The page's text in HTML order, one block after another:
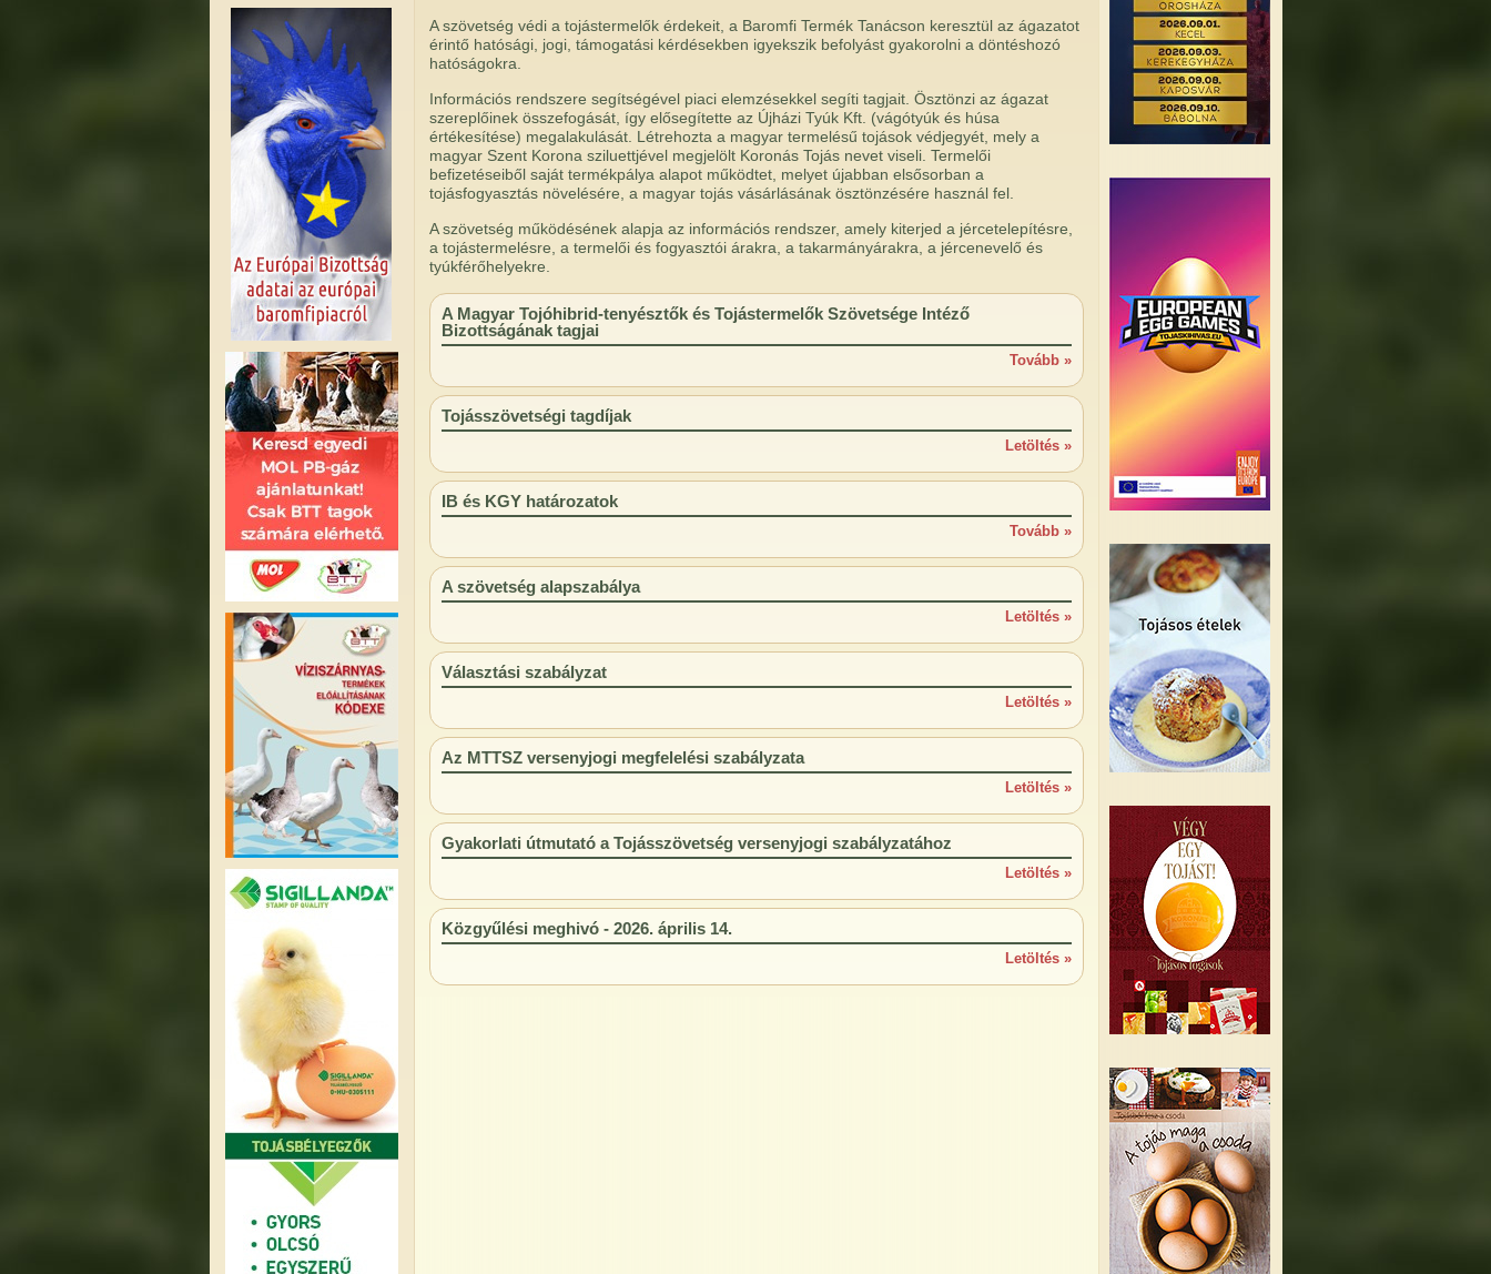
A szövetség védi a tojástermelők érdekeit, a Baromfi Termék Tanácson keresztül az ágazatot
érintő hatósági, jogi, támogatási kérdésekben igyekszik befolyást gyakorolni a döntéshozó
hatóságokra.
Információs rendszere segítségével piaci elemzésekkel segíti tagjait. Ösztönzi az ágazat
szereplőinek összefogását, így elősegítette az Újházi Tyúk Kft. (vágótyúk és húsa
értékesítése) megalakulását. Létrehozta a magyar termelésű tojások védjegyét, mely a
magyar Szent Korona sziluettjével megjelölt Koronás Tojás nevet viseli. Termelői
befizetéseiből saját termékpálya alapot működtet, melyet újabban elsősorban a
tojásfogyasztás növelésére, a magyar tojás vásárlásának ösztönzésére használ fel.
A szövetség működésének alapja az információs rendszer, amely kiterjed a jércetelepítésre,
a tojástermelésre, a termelői és fogyasztói árakra, a takarmányárakra, a jércenevelő és
tyúkférőhelyekre.
A Magyar Tojóhibrid-tenyésztők és Tojástermelők Szövetsége Intéző
Bizottságának tagjai
Tovább »
Tojásszövetségi tagdíjak
Letöltés »
IB és KGY határozatok
Tovább »
A szövetség alapszabálya
Letöltés »
Választási szabályzat
Letöltés »
Az MTTSZ versenyjogi megfelelési szabályzata
Letöltés »
Gyakorlati útmutató a Tojásszövetség versenyjogi szabályzatához
Letöltés »
Közgyűlési meghivó - 2026. április 14.
Letöltés »